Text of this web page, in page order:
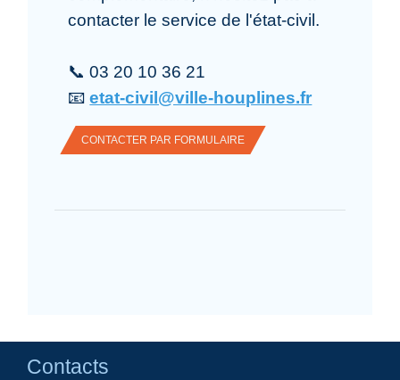
contacter le service de l'état-civil.
📞 03 20 10 36 21
📧etat-civil@ville-houplines.fr
CONTACTER PAR FORMULAIRE
Contacts